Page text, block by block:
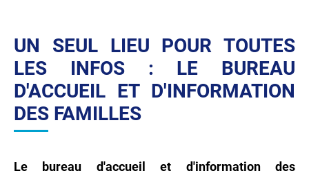
UN SEUL LIEU POUR TOUTES
LES INFOS : LE BUREAU
D'ACCUEIL ET D'INFORMATION
DES FAMILLES
Le bureau d'accueil et d'information des